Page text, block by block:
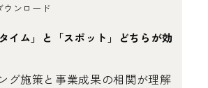
ウンロード
イム」と「スポット」どちらが効
グ施策と事業成果の相関が理解